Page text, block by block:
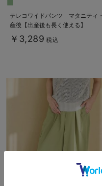
テレコワイドパンツ マタニティ・
産後【出産後も長く使える】
Rosemadame（ローズマダム）
￥3,289 税込